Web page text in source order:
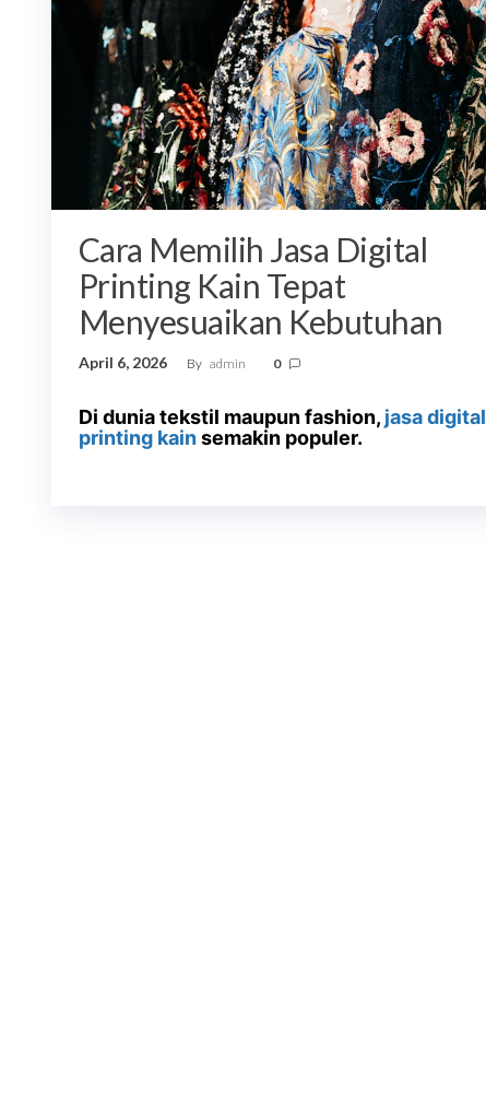
Cara Memilih Jasa Digital
Printing Kain Tepat
Menyesuaikan Kebutuhan
April 6, 2026 By admin 0
Di dunia tekstil maupun fashion, jasa digital
printing kainsemakin populer.